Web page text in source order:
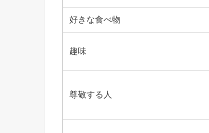
好きな食べ物
趣味
尊敬する人